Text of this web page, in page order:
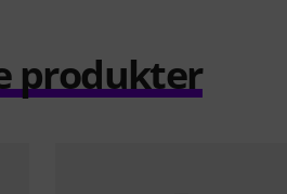
produkter